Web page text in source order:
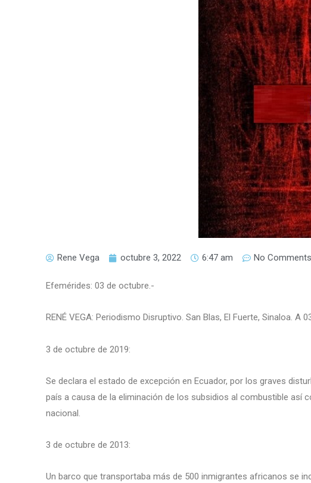
Rene Vega octubre 3, 2022 6:47 am No Comments
Efemérides: 03 de octubre.-
RENÉ VEGA: Periodismo Disruptivo. San Blas, El Fuerte, Sinaloa. A
3 de octubre de 2019:
Se declara el estado de excepción en Ecuador, por los graves
país a causa de la eliminación de los subsidios al combustible así
nacional.
3 de octubre de 2013:
Un barco que transportaba más de 500 inmigrantes africanos se